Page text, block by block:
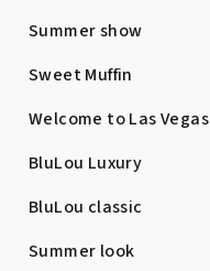
Summer show
Sweet Muffin
Welcome to Las Vegas
BluLou Luxury
BluLou classic
Summer look